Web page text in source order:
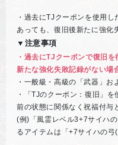
・過去にTJクーポンを使用
あっても、復旧後新たに強化
▼注意事項
・過去にTJクーポンで復旧
新たな強化失敗記録がない場
・一般級・高級の「武器」お
・「TJのクーポン：復旧」
前の状態に関係なく祝福付与
(例)「風霊レベル3+7サイハ
るアイテムは「+7サイハの弓